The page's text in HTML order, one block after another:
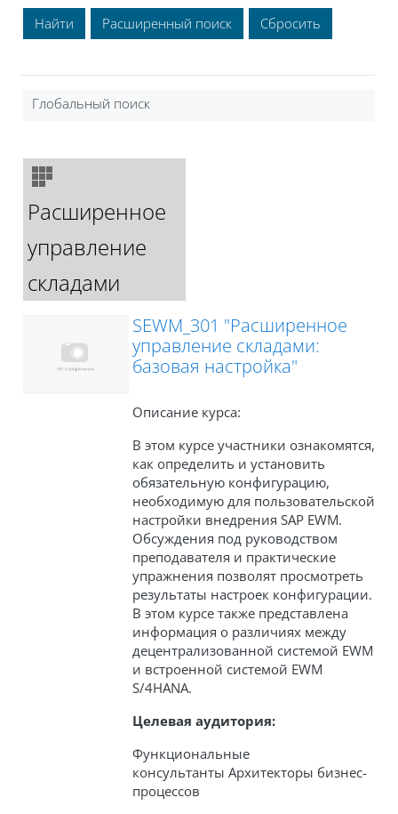
Расширенный поиск
Глобальный поиск
Расширенное
управление
складами
SEWM_301 "Расширенное
управление складами:
базовая настройка"
Описание курса:
В этом курсе участники ознакомятся,
как определить и установить
обязательную конфигурацию,
необходимую для пользовательской
настройки внедрения SAP EWM.
Обсуждения под руководством
преподавателя и практические
упражнения позволят просмотреть
результаты настроек конфигурации.
В этом курсе также представлена
информация о различиях между
децентрализованной системой EWM
и встроенной системой EWM
S/4HANA.
Целевая аудитория:
Функциональные
консультанты Архитекторы бизнес-
процессов